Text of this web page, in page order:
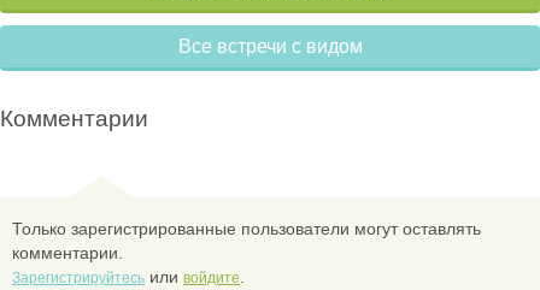
Все встречи с видом
Комментарии
Только зарегистрированные пользователи могут оставлять
комментарии.
Зарегистрируйтесь или войдите